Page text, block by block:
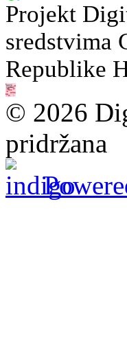
Projekt
sredstvima
Republike
© 2026
pridržana